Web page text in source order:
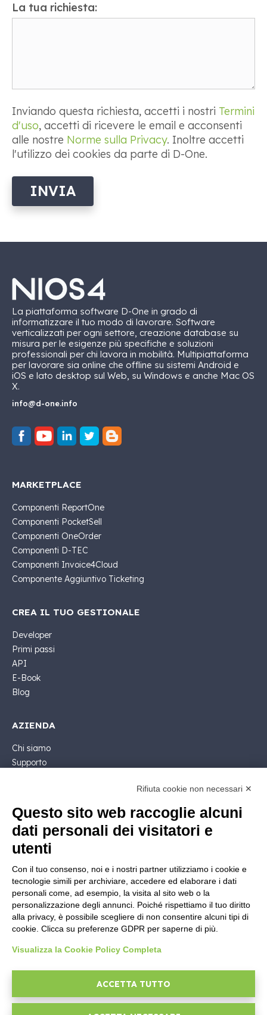
La tua richiesta:
Inviando questa richiesta, accetti i nostri Termini
d'uso, accetti di ricevere le email e acconsenti
alle nostre Norme sulla Privacy. Inoltre accetti
l'utilizzo dei cookies da parte di D-One.
INVIA
La piattaforma software D-One in grado di
informatizzare il tuo modo di lavorare. Software
verticalizzati per ogni settore, creazione database su
misura per le esigenze più specifiche e soluzioni
professionali per chi lavora in mobilità. Multipiattaforma
per lavorare sia online che offline su sistemi Android e
iOS e lato desktop sul Web, su Windows e anche Mac OS
X.
info@d-one.info
MARKETPLACE
Componenti ReportOne
Componenti PocketSell
Componenti OneOrder
Componenti D-TEC
Componenti Invoice4Cloud
Componente Aggiuntivo Ticketing
CREA IL TUO GESTIONALE
Developer
Primi passi
API
E-Book
Blog
AZIENDA
Chi siamo
Supporto
Segui Nios4
NOTE LEGALI
Documentazione contrattuale e GDPR
Condizioni generali di fornitura
Condizioni di vendita
Condizioni del servizio di supporto
Informative Privacy
Security Policy
Rifiuta cookie non necessari ✕
Questo sito web raccoglie alcuni
dati personali dei visitatori e
utenti
Con il tuo consenso, noi e i nostri partner utilizziamo i cookie e
tecnologie simili per archiviare, accedere ed elaborare i dati
personali come, ad esempio, la visita al sito web o la
personalizzazione degli annunci. Poiché rispettiamo il tuo diritto
alla privacy, è possibile scegliere di non consentire alcuni tipi di
cookie. Clicca su preferenze GDPR per saperne di più.
Visualizza la Cookie Policy Completa
ACCETTA TUTTO